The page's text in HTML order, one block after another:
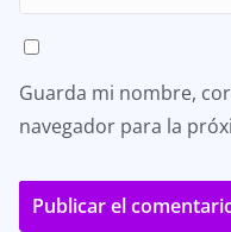
Guarda mi nombre,
navegador para la